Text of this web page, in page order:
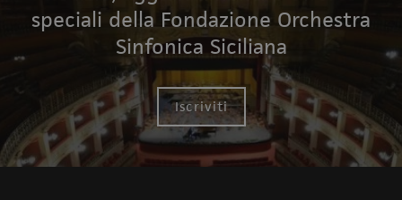
speciali della Fondazione Orchestra
Sinfonica Siciliana
Iscriviti